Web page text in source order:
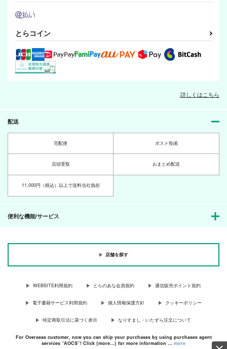
とらコイン
詳しくはこちら
配送
宅配便 ポスト投函
店頭受取 おまとめ配送
11,000円（税込）以上で送料当社負担
便利な機能/サービス
店舗を探す
WEBSITE利用規約 とらのあな会員規約 通信販売ポイント規約
電子書籍サービス利用規約 個人情報保護方針 クッキーポリシー
特定商取引法に基づく表示 なりすまし・いたずら注文について
For Overseas customer, now you can ship your purchases by using purchases agent
services “AOCS”! Click {more…} for more information … more